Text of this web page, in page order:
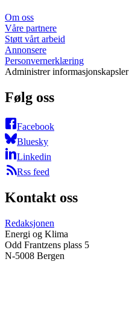
Om oss
Våre partnere
Støtt vårt arbeid
Annonsere
Personvernerklæring
Administrer informasjonskapsler
Følg oss
Facebook
Bluesky
Linkedin
Rss feed
Kontakt oss
Redaksjonen
Energi og Klima
Odd Frantzens plass 5
N-5008 Bergen